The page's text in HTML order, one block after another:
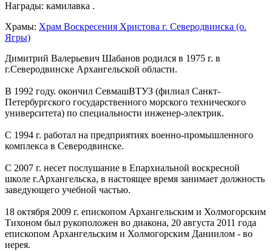
Награды: камилавка .
Храмы: Храм Воскресения Христова г. Северодвинска (о.
Ягры)
Димитрий Валерьевич Шабанов родился в 1975 г. в
г.Северодвинске Архангельской области.
В 1992 году. окончил СевмашВТУЗ (филиал Санкт-
Петербургского государственного морского технического
университета) по специальности инженер-электрик.
С 1994 г. работал на предприятиях военно-промышленного
комплекса в Северодвинске.
С 2007 г. несет послушание в Епархиальной воскресной
школе г.Архангельска, в настоящее время занимает должность
заведующего учебной частью.
18 октября 2009 г. епископом Архангельским и Холмогорским
Тихоном был рукоположен во диакона, 20 августа 2011 года
епископом Архангельским и Холмогорским Даниилом - во
иерея.